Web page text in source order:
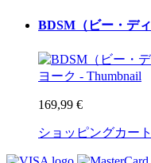
BDSM（ビー・デ
169,99 €
ショッピングカー